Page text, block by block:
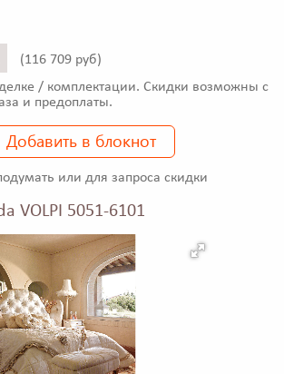
(116 709 руб)
/ комплектации. Скидки возможны с
и предоплаты.
Добавить в блокнот
или для запроса скидки
VOLPI 5051-6101